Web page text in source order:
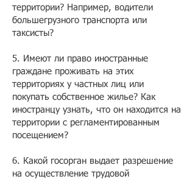
территории? Например, водители
большегрузного транспорта или
таксисты?
5. Имеют ли право иностранные
граждане проживать на этих
территориях у частных лиц или
покупать собственное жилье? Как
иностранцу узнать, что он находится на
территории с регламентированным
посещением?
6. Какой госорган выдает разрешение
на осуществление трудовой